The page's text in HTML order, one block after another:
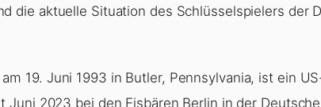
die aktuelle Situation des Schlüsselspielers der
19. Juni 1993 in Butler, Pennsylvania, ist ein
Juni 2023 bei den Eisbären Berlin in der